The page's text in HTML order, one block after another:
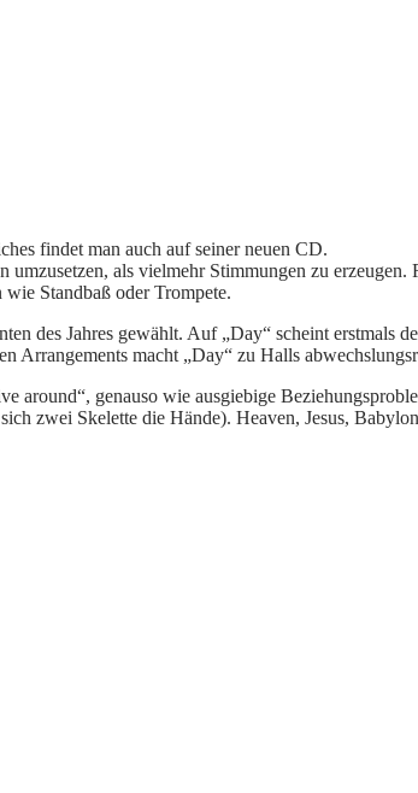
findet man auch auf seiner neuen CD.
als vielmehr Stimmungen zu erzeugen.
Standbaß oder Trompete.
des Jahres gewählt. Auf „Day“ scheint erstmals
Arrangements macht „Day“ zu Halls
around“, genauso wie ausgiebige
zwei Skelette die Hände). Heaven, Jesus,